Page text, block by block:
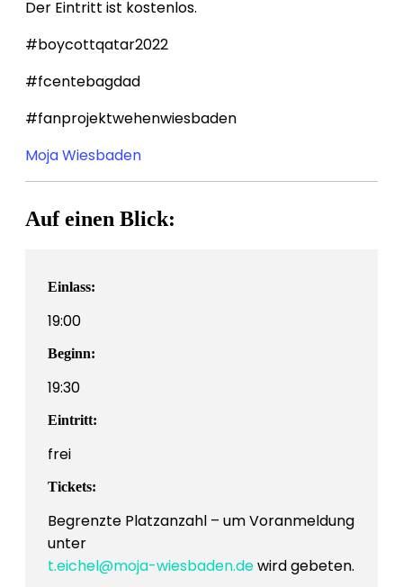
Der Eintritt ist kostenlos.
#boycottqatar2022
#fcentebagdad
#fanprojektwehenwiesbaden
Moja Wiesbaden
Auf einen Blick:
Einlass:
19:00
Beginn:
19:30
Eintritt:
frei
Tickets:
Begrenzte Platzanzahl – um Voranmeldung
unter
t.eichel@moja-wiesbaden.dewird gebeten.